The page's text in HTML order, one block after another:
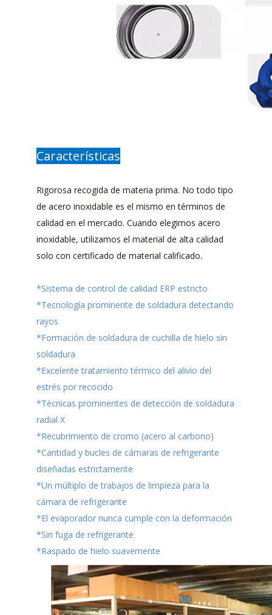
Características
Rigorosa recogida de materia prima. No todo tipo
de acero inoxidable es el mismo en términos de
calidad en el mercado. Cuando elegimos acero
inoxidable, utilizamos el material de alta calidad
solo con certificado de material calificado.
*Sistema de control de calidad ERP estricto
*Tecnología prominente de soldadura detectando
rayos
*Formación de soldadura de cuchilla de hielo sin
soldadura
*Excelente tratamiento térmico del alivio del
estrés por recocido
*Técnicas prominentes de detección de soldadura
radial X
*Recubrimiento de cromo (acero al carbono)
*Cantidad y bucles de cámaras de refrigerante
diseñadas estrictamente
*Un múltiplo de trabajos de limpieza para la
cámara de refrigerante
*El evaporador nunca cumple con la deformación
*Sin fuga de refrigerante
*Raspado de hielo suavemente